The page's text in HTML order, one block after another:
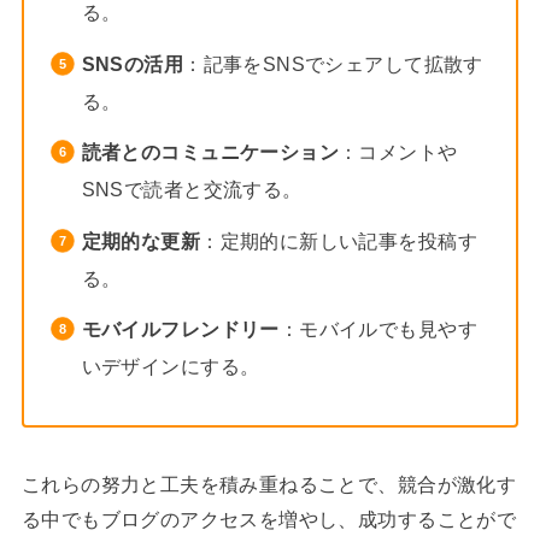
る。
SNSの活用 ：記事をSNSでシェアして拡散す
る。
読者とのコミュニケーション ：コメントや
SNSで読者と交流する。
定期的な更新 ：定期的に新しい記事を投稿す
る。
モバイルフレンドリー ：モバイルでも見やす
いデザインにする。
これらの努力と工夫を積み重ねることで、競合が激化す
る中でもブログのアクセスを増やし、成功することがで